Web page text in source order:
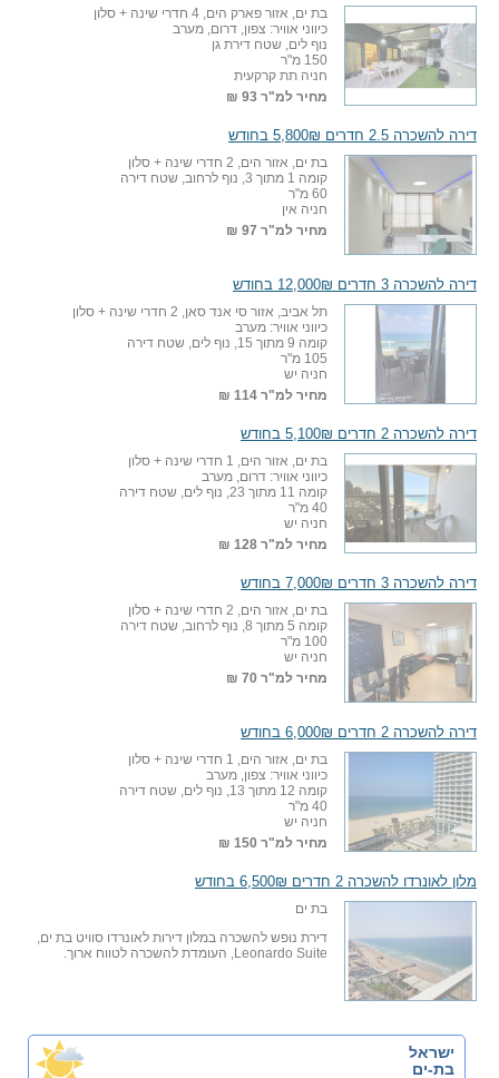
בת ים, אזור פארק הים, 4 חדרי שינה + סלון
כיווני אוויר: צפון, דרום, מערב
נוף לים, שטח דירת גן
150 מ"ר
חניה תת קרקעית
מחיר למ"ר 93 ₪
דירה להשכרה 2.5 חדרים 5,800₪ בחודש
בת ים, אזור הים, 2 חדרי שינה + סלון
קומה 1 מתוך 3, נוף לרחוב, שטח דירה
60 מ"ר
חניה אין
מחיר למ"ר 97 ₪
דירה להשכרה 3 חדרים 12,000₪ בחודש
תל אביב, אזור סי אנד סאן, 2 חדרי שינה + סלון
כיווני אוויר: מערב
קומה 9 מתוך 15, נוף לים, שטח דירה
105 מ"ר
חניה יש
מחיר למ"ר 114 ₪
דירה להשכרה 2 חדרים 5,100₪ בחודש
בת ים, אזור הים, 1 חדרי שינה + סלון
כיווני אוויר: דרום, מערב
קומה 11 מתוך 23, נוף לים, שטח דירה
40 מ"ר
חניה יש
מחיר למ"ר 128 ₪
דירה להשכרה 3 חדרים 7,000₪ בחודש
בת ים, אזור הים, 2 חדרי שינה + סלון
קומה 5 מתוך 8, נוף לרחוב, שטח דירה
100 מ"ר
חניה יש
מחיר למ"ר 70 ₪
דירה להשכרה 2 חדרים 6,000₪ בחודש
בת ים, אזור הים, 1 חדרי שינה + סלון
כיווני אוויר: צפון, מערב
קומה 12 מתוך 13, נוף לים, שטח דירה
40 מ"ר
חניה יש
מחיר למ"ר 150 ₪
מלון לאונרדו להשכרה 2 חדרים 6,500₪ בחודש
בת ים
דירת נופש להשכרה במלון דירות לאונרדו סוויט בת ים,
Leonardo Suite, העומדת להשכרה לטווח ארוך.
ישראל
בת-ים